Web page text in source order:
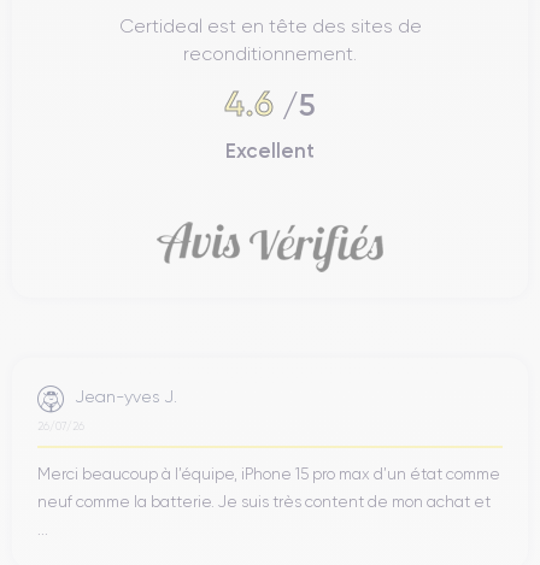
Certideal est en tête des sites de
reconditionnement.
4.6 /5
Excellent
Jean-yves J.
26/07/26
Merci beaucoup à l’équipe, iPhone 15 pro max d’un état comme
neuf comme la batterie. Je suis très content de mon achat et